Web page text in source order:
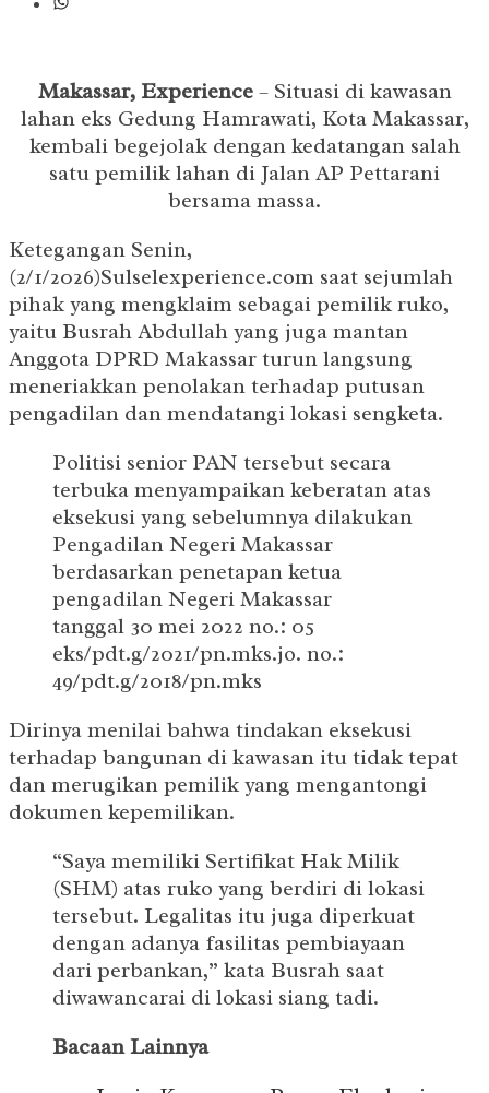
Makassar, Experience– Situasi di kawasan
lahan eks Gedung Hamrawati, Kota Makassar,
kembali begejolak dengan kedatangan salah
satu pemilik lahan di Jalan AP Pettarani
bersama massa.
Ketegangan Senin,
(2/1/2026)Sulselexperience.com saat sejumlah
pihak yang mengklaim sebagai pemilik ruko,
yaitu Busrah Abdullah yang juga mantan
Anggota DPRD Makassar turun langsung
meneriakkan penolakan terhadap putusan
pengadilan dan mendatangi lokasi sengketa.
Politisi senior PAN tersebut secara
terbuka menyampaikan keberatan atas
eksekusi yang sebelumnya dilakukan
Pengadilan Negeri Makassar
berdasarkan penetapan ketua
pengadilan Negeri Makassar
tanggal 30 mei 2022 no.: 05
eks/pdt.g/2021/pn.mks.jo. no.:
49/pdt.g/2018/pn.mks
Dirinya menilai bahwa tindakan eksekusi
terhadap bangunan di kawasan itu tidak tepat
dan merugikan pemilik yang mengantongi
dokumen kepemilikan.
“Saya memiliki Sertifikat Hak Milik
(SHM) atas ruko yang berdiri di lokasi
tersebut. Legalitas itu juga diperkuat
dengan adanya fasilitas pembiayaan
dari perbankan,” kata Busrah saat
diwawancarai di lokasi siang tadi.
Bacaan Lainnya